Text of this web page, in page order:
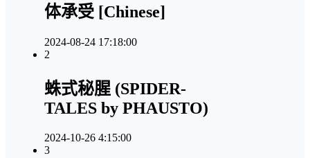
体承受 [Chinese]
2024-08-24 17:18:00
2
蛛式秘腥 (SPIDER-
TALES by PHAUSTO)
2024-10-26 4:15:00
3